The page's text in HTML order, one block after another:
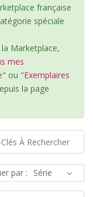
française
spéciale
Marketplace,
mes
" ou "Exemplaires
la page
par :